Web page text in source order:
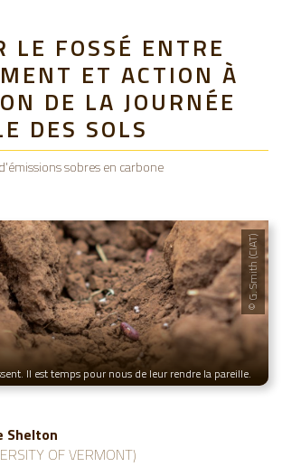
LE FOSSÉ ENTRE
ET ACTION À
DE LA JOURNÉE
DES SOLS
sobres en carbone
© G. Smith (CIAT)
Il est temps pour nous de leur rendre la pareille.
Shelton
OF VERMONT)